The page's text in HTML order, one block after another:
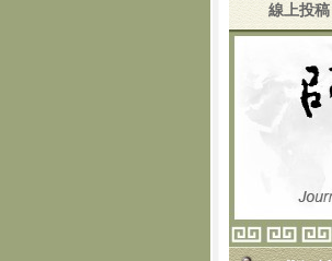
線上投稿